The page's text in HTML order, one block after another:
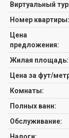
Виртуальный
Номер квартиры:
Цена
предложения:
Жилая площадь:
Цена за фут/
Комнаты:
Полных ванн:
Обслуживание: